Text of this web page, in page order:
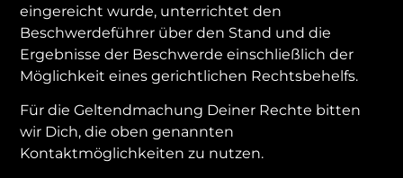
eingereicht wurde, unterrichtet den
Beschwerdeführer über den Stand und die
Ergebnisse der Beschwerde einschließlich der
Möglichkeit eines gerichtlichen Rechtsbehelfs.
Für die Geltendmachung Deiner Rechte bitten
wir Dich, die oben genannten
Kontaktmöglichkeiten zu nutzen.